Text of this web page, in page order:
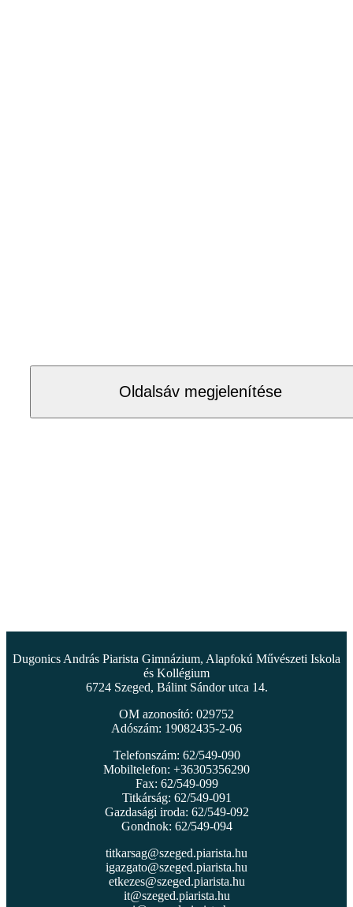
Oldalsáv megjelenítése
Dugonics András Piarista Gimnázium, Alapfokú Művészeti Iskola
és Kollégium
6724 Szeged, Bálint Sándor utca 14.
OM azonosító: 029752
Adószám: 19082435-2-06
Telefonszám: 62/549-090
Mobiltelefon: +36305356290
Fax: 62/549-099
Titkárság: 62/549-091
Gazdasági iroda: 62/549-092
Gondnok: 62/549-094
titkarsag@szeged.piarista.hu
igazgato@szeged.piarista.hu
etkezes@szeged.piarista.hu
it@szeged.piarista.hu